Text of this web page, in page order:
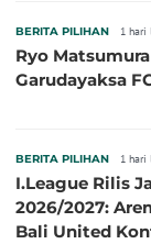
BERITA PILIHAN 1 hari
Ryo
Garudayaksa
BERITA PILIHAN 1 hari
I.League Rilis
2026/2027:
Bali United